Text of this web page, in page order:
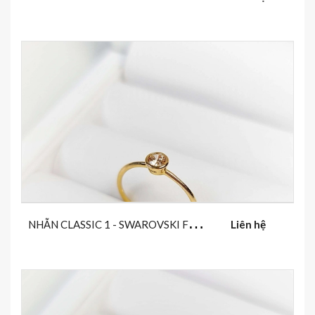
N
HẪN CLASSIC 1 - SWAROVSKI FANCY YELLOW Liên hệ